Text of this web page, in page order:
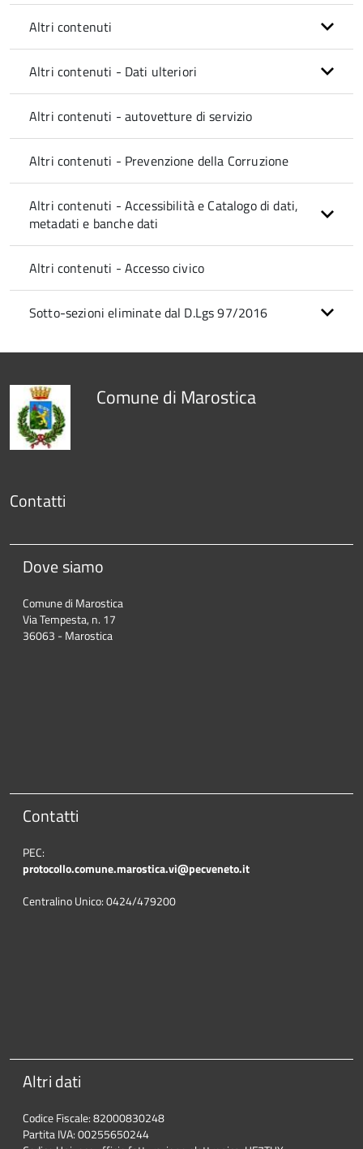
Altri contenuti
Altri contenuti - Dati ulteriori
Altri contenuti - autovetture di servizio
Altri contenuti - Prevenzione della Corruzione
Altri contenuti - Accessibilità e Catalogo di dati,
metadati e banche dati
Altri contenuti - Accesso civico
Sotto-sezioni eliminate dal D.Lgs 97/2016
Comune di Marostica
Contatti
Dove siamo
Comune di Marostica
Via Tempesta, n. 17
36063 - Marostica
Contatti
PEC:
protocollo.comune.marostica.vi@pecveneto.it
Centralino Unico: 0424/479200
Altri dati
Codice Fiscale: 82000830248
Partita IVA: 00255650244